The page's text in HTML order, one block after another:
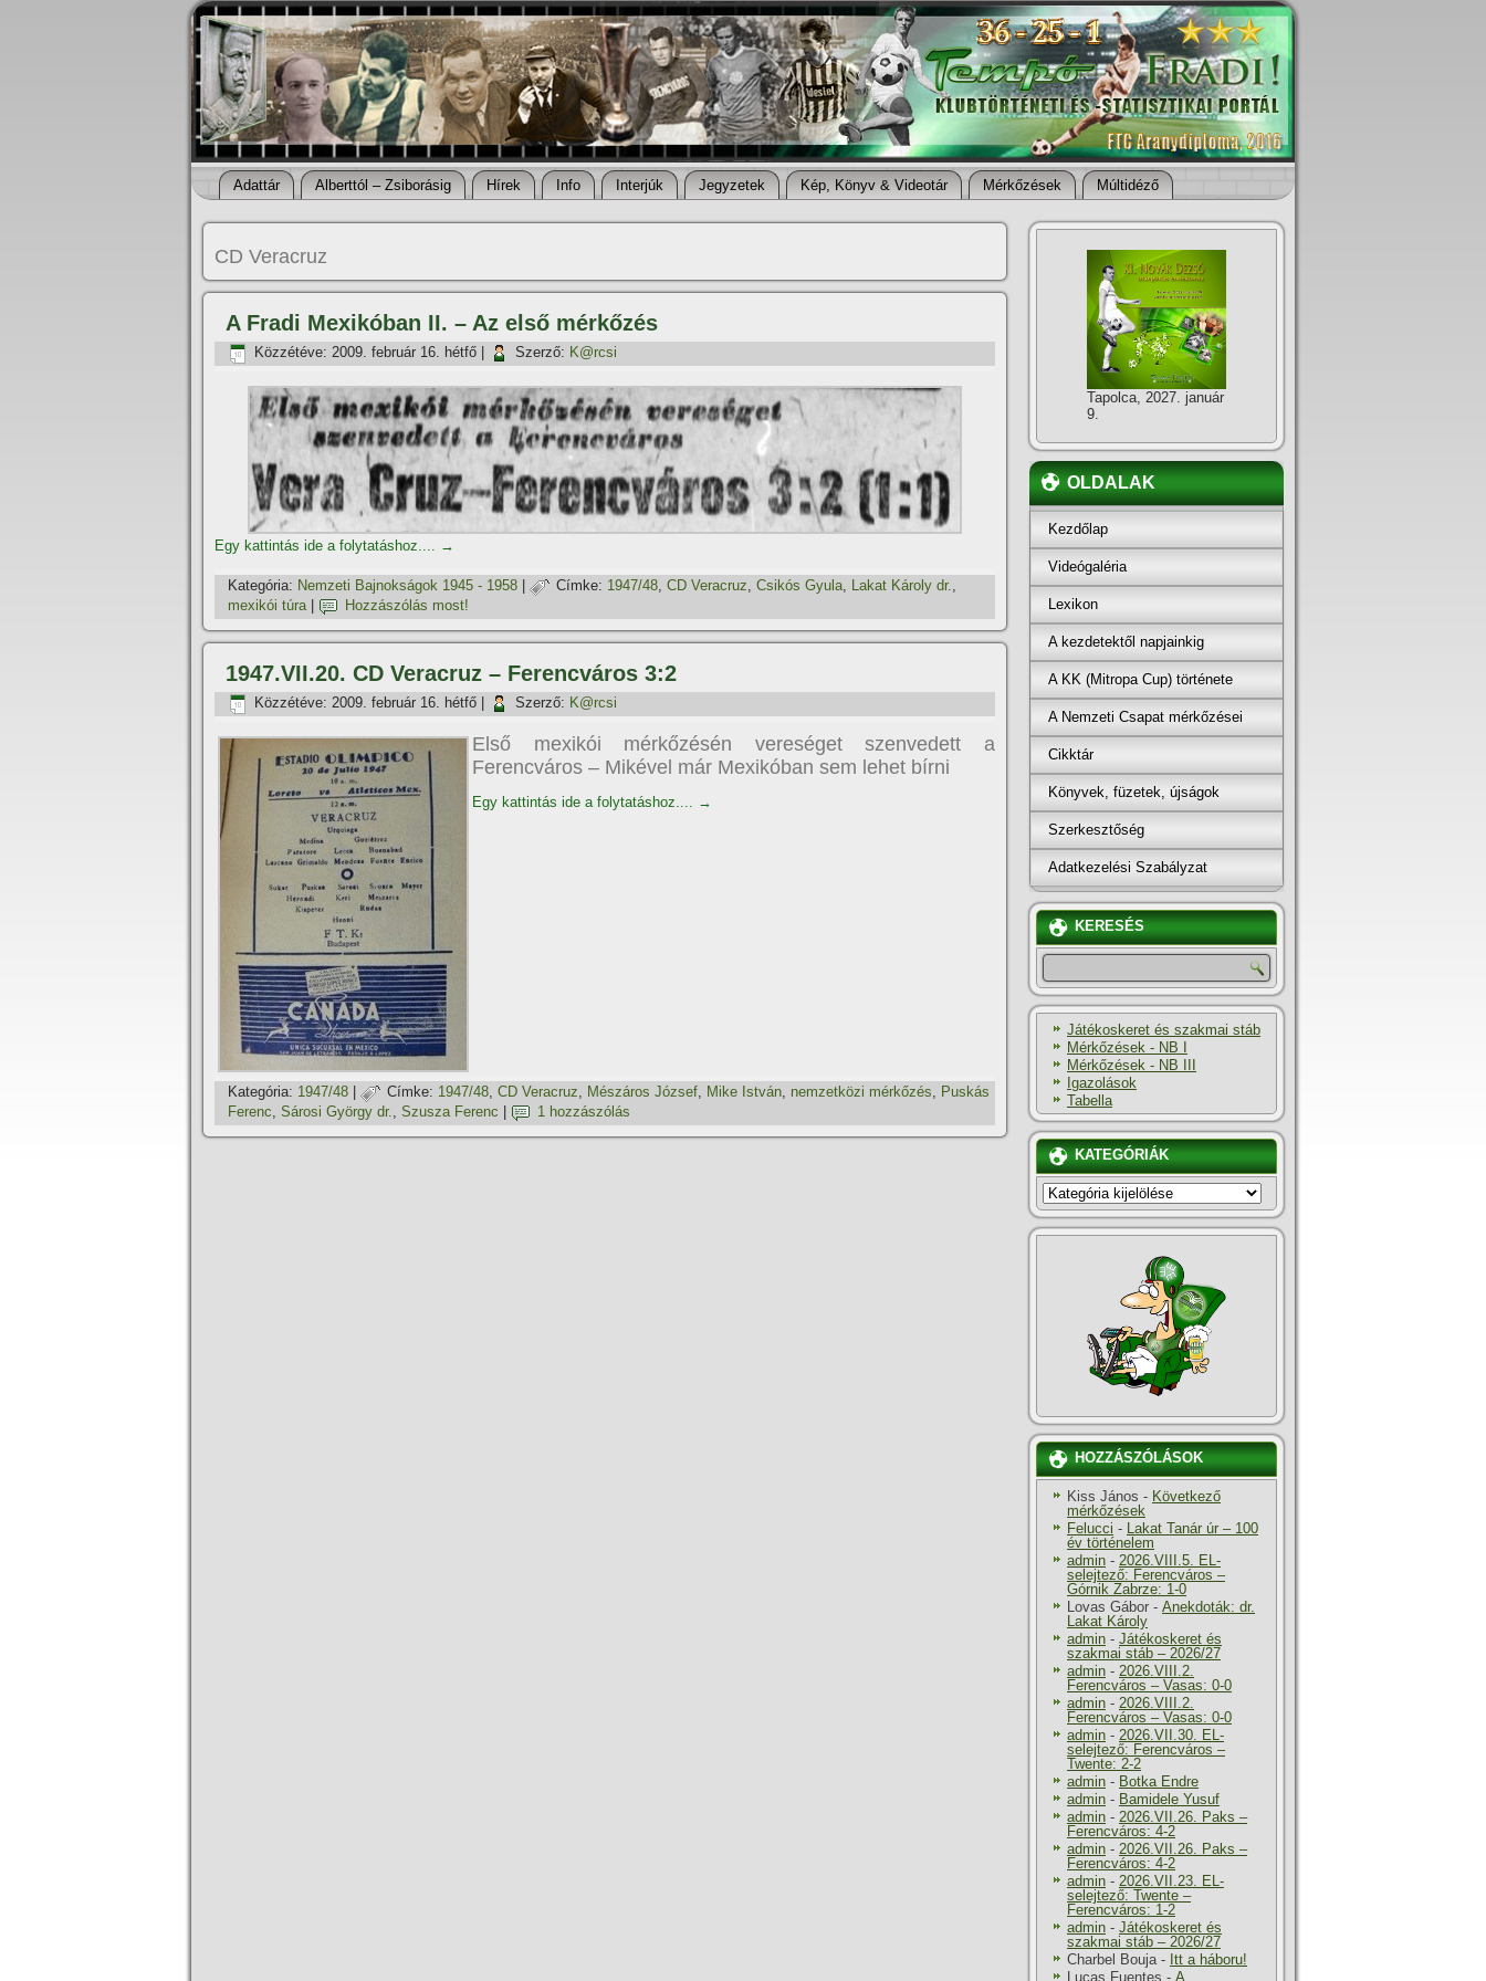
Adattár Alberttól – Zsiborásig Hí­rek Info Interjúk Jegyzetek Kép, Könyv & Videotár Mérkőzések Múltidéző
CD Veracruz
A Fradi Mexikóban II. – Az első mérkőzés
Közzétéve: 2009. február 16. hétfő Szerző: K@rcsi
Egy kattintás ide a folytatáshoz.... →
Kategória: Nemzeti Bajnokságok 1945 - 1958 Címke: 1947/48, CD Veracruz, Csikós Gyula, Lakat Károly dr.,
mexikói túra| Hozzászólás most!
1947.VII.20. CD Veracruz – Ferencváros 3:2
Közzétéve: 2009. február 16. hétfő Szerző: K@rcsi
Első mexikói mérkőzésén vereséget szenvedett a
Ferencváros – Mikével már Mexikóban sem lehet bí­rni
Egy kattintás ide a folytatáshoz.... →
Kategória: 1947/48 Címke: 1947/48, CD Veracruz, Mészáros József, Mike István, nemzetközi mérkőzés, Puskás
Ferenc, Sárosi György dr., Szusza Ferenc 1 hozzászólás
Tapolca, 2027. január
9.
OLDALAK
Kezdőlap
Videógaléria
Lexikon
A kezdetektől napjainkig
A KK (Mitropa Cup) története
A Nemzeti Csapat mérkőzései
Cikktár
Könyvek, füzetek, újságok
Szerkesztőség
Adatkezelési Szabályzat
KERESÉS
Játékoskeret és szakmai stáb
Mérkőzések - NB I
Mérkőzések - NB III
Igazolások
Tabella
KATEGÓRIÁK
KATEGÓRIÁK
HOZZÁSZÓLÁSOK
Kiss János - Következő
mérkőzések
Felucci - Lakat Tanár úr – 100
év történelem
admin - 2026.VIII.5. EL-
selejtező: Ferencváros –
Górnik Zabrze: 1-0
Lovas Gábor - Anekdoták: dr.
Lakat Károly
admin - Játékoskeret és
szakmai stáb – 2026/27
admin - 2026.VIII.2.
Ferencváros – Vasas: 0-0
admin - 2026.VIII.2.
Ferencváros – Vasas: 0-0
admin - 2026.VII.30. EL-
selejtező: Ferencváros –
Twente: 2-2
admin - Botka Endre
admin - Bamidele Yusuf
admin - 2026.VII.26. Paks –
Ferencváros: 4-2
admin - 2026.VII.26. Paks –
Ferencváros: 4-2
admin - 2026.VII.23. EL-
selejtező: Twente –
Ferencváros: 1-2
admin - Játékoskeret és
szakmai stáb – 2026/27
Charbel Bouja- Itt a háboru!
Lucas Fuentes - A